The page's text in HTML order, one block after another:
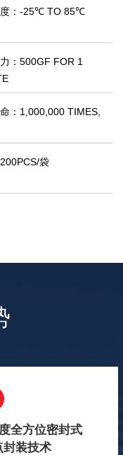
：-25℃ TO 85℃
：500GF FOR 1
： 1,000,000 TIMES,
200PCS/袋
全方位密封式
封装技术